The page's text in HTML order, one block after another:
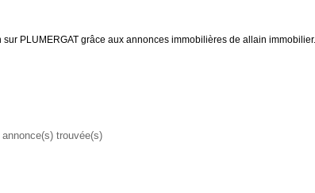
PLUMERGAT grâce aux annonces immobilières de allain immobilier.
annonce(s) trouvée(s)